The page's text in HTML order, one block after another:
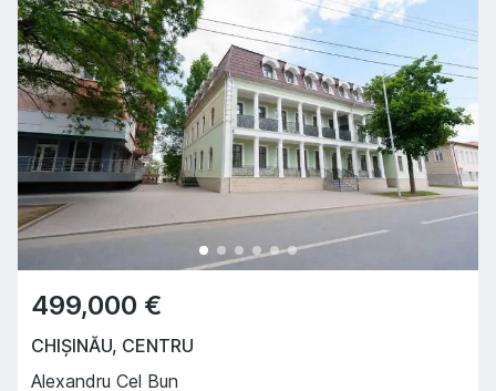
499,000 €
CHIȘINĂU, CENTRU
Alexandru Cel Bun